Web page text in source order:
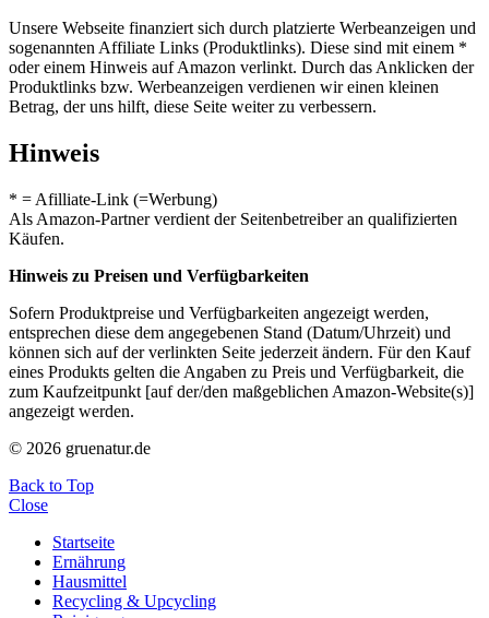
Unsere Webseite finanziert sich durch platzierte Werbeanzeigen und
sogenannten Affiliate Links (Produktlinks). Diese sind mit einem *
oder einem Hinweis auf Amazon verlinkt. Durch das Anklicken der
Produktlinks bzw. Werbeanzeigen verdienen wir einen kleinen
Betrag, der uns hilft, diese Seite weiter zu verbessern.
Hinweis
* = Afilliate-Link (=Werbung)
Als Amazon-Partner verdient der Seitenbetreiber an qualifizierten
Käufen.
Hinweis zu Preisen und Verfügbarkeiten
Sofern Produktpreise und Verfügbarkeiten angezeigt werden,
entsprechen diese dem angegebenen Stand (Datum/Uhrzeit) und
können sich auf der verlinkten Seite jederzeit ändern. Für den Kauf
eines Produkts gelten die Angaben zu Preis und Verfügbarkeit, die
zum Kaufzeitpunkt [auf der/den maßgeblichen Amazon-Website(s)]
angezeigt werden.
© 2026 gruenatur.de
Back to Top
Close
Startseite
Ernährung
Hausmittel
Recycling & Upcycling